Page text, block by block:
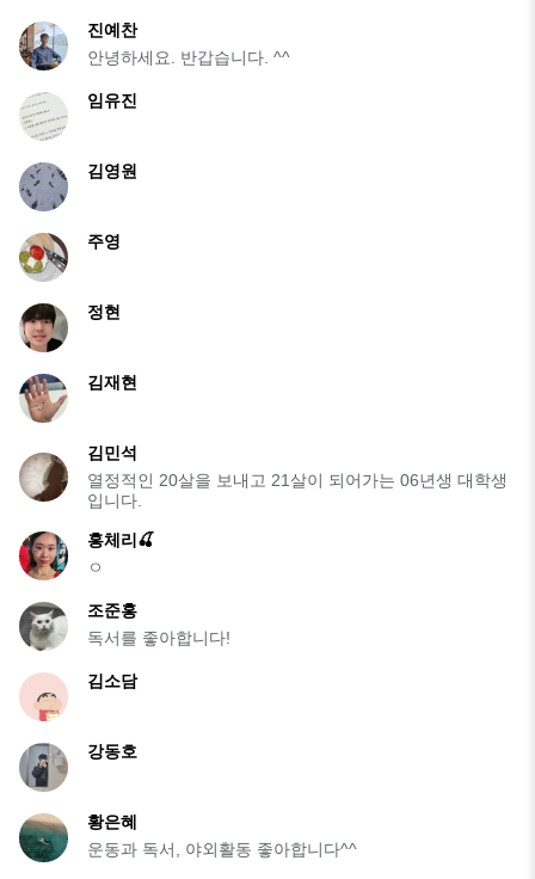
진예찬
안녕하세요. 반갑습니다. ^^
임유진
김영원
주영
정현
김재현
김민석
열정적인 20살을 보내고 21살이 되어가는 06년생 대학생
입니다.
홍체리🍒
ㅇ
조준홍
독서를 좋아합니다!
김소담
강동호
황은혜
운동과 독서, 야외활동 좋아합니다^^